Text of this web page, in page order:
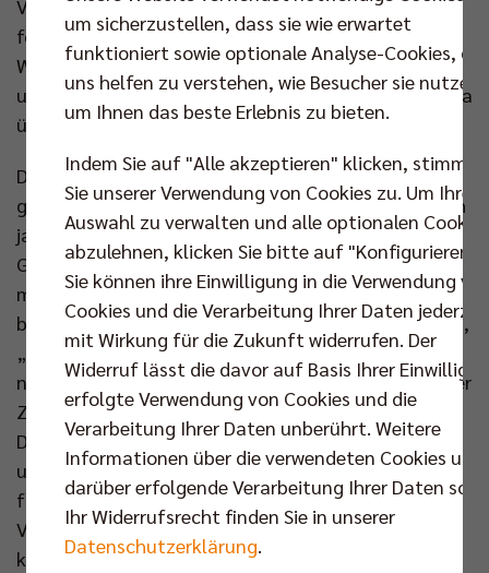
Volleys und dem BBSC zu erörtern. Eine Frage habe
förmlich in der Luft gelegen: „Was haben die vor?
Warum will der Niroomand uns hier helfen?“ Die
ungestellte Frage hinter der Frage: Will man uns etwa
übernehmen?
Das Misstrauen ist inzwischen Vertrauen und einer
guten Zusammenarbeit gewichen. „Man musste sich
ja erst einmal beschnuppern. Wir haben aber das
Gefühl, dass die BR Volleys eine faire Partnerschaft
mit uns anstreben und sind sehr zufrieden“,
berichtet Andreas Tamm, Geschäftsführer des BBSC,
„wir haben darüber gesprochen, wie der Klub
nachhaltig professioneller wird und vielleicht in naher
Zukunft hauptamtliche Stellen schaffen kann.“
Dabei kann der 14-malige Deutsche Meister helfen
und hat schon sehr geholfen. „Wir sind sehr dankbar
für die ganze Unterstützung“, sagt Tamm, „die BR
Volleys öffnen uns Türen und informieren uns: Wie
können wir welche Schritte machen, damit wir
um sicherzustellen, dass sie wie erwartet
funktioniert sowie optionale Analyse-Cookies, die
uns helfen zu verstehen, wie Besucher sie nutzen,
um Ihnen das beste Erlebnis zu bieten.
Indem Sie auf "Alle akzeptieren" klicken, stimmen
Sie unserer Verwendung von Cookies zu. Um Ihre
Auswahl zu verwalten und alle optionalen Cookies
abzulehnen, klicken Sie bitte auf "Konfigurieren".
Sie können ihre Einwilligung in die Verwendung
Cookies und die Verarbeitung Ihrer Daten
mit Wirkung für die Zukunft widerrufen. Der
Widerruf lässt die davor auf Basis Ihrer
erfolgte Verwendung von Cookies und die
Verarbeitung Ihrer Daten unberührt. Weitere
Informationen über die verwendeten Cookies und
darüber erfolgende Verarbeitung Ihrer Daten
Ihr Widerrufsrecht finden Sie in unserer
Datenschutzerklärung